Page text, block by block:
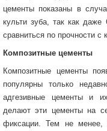
цементы показаны в
культи зуба, так как
сравниться по прочности с
Композитные цементы
Композитные цементы
популярны только
адгезивные цементы и
делают эти цементы на
фиксации. Тем не менее,